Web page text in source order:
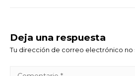
Deja una respuesta
Tu dirección de correo electrónico no